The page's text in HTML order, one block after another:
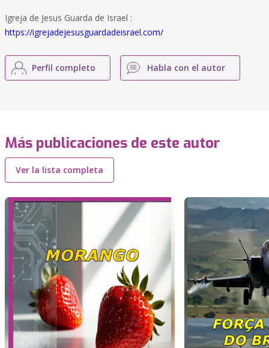
Igreja de Jesus Guarda de Israel :
https://igrejadejesusguardadeisrael.com/
Perfil completo Habla con el autor
Más publicaciones de este autor
Ver la lista completa